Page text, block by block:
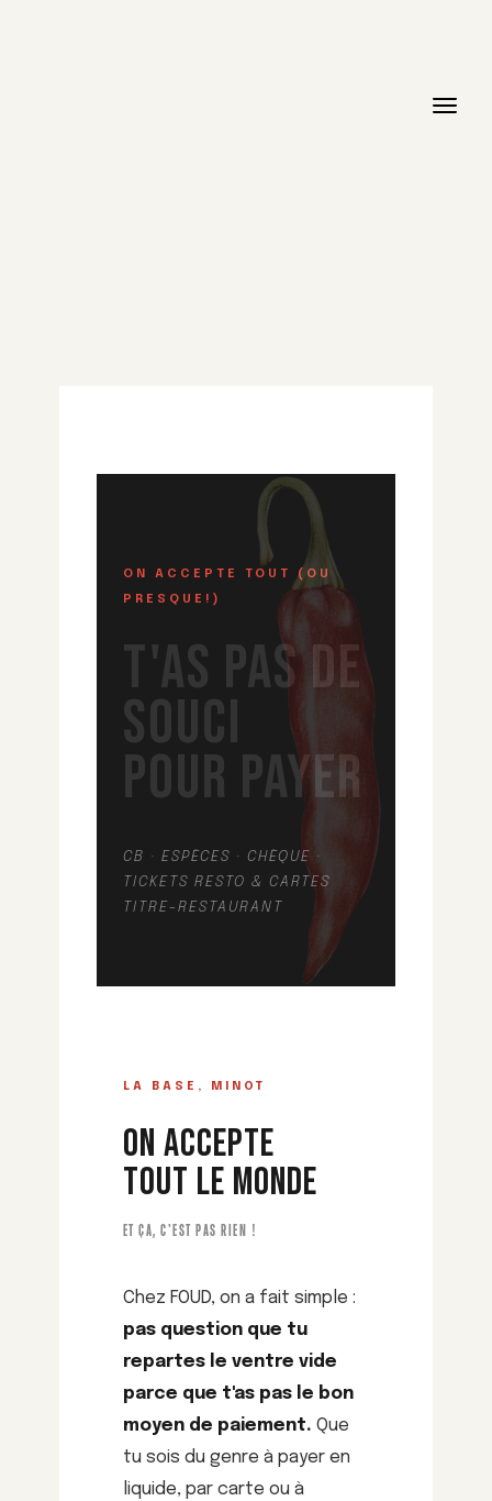
ON ACCEPTE TOUT (OU
PRESQUE!)
T'AS PAS DE
SOUCI
POUR PAYER
CB · ESPÈCES · CHÈQUE ·
TICKETS RESTO & CARTES
TITRE-RESTAURANT
LA BASE, MINOT
ON ACCEPTE
TOUT LE MONDE
ET ÇA, C'EST PAS RIEN !
Chez FOUD, on a fait simple :
pas question que tu
repartes le ventre vide
parce que t'as pas le bon
moyen de paiement. Que
tu sois du genre à payer en
liquide, par carte ou à